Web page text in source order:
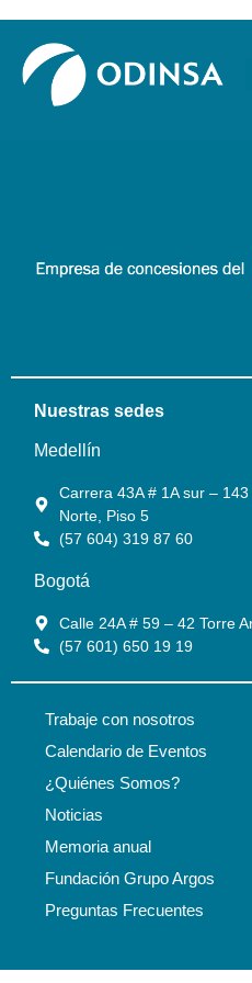
Nuestras sedes
Medellín
Carrera 43A # 1A sur –
Norte, Piso 5
(57 604) 319 87 60
Bogotá
Calle 24A # 59 – 42 Torre
(57 601) 650 19 19
Trabaje con nosotros
Calendario de Eventos
¿Quiénes Somos?
Noticias
Memoria anual
Fundación Grupo Argos
Preguntas Frecuentes